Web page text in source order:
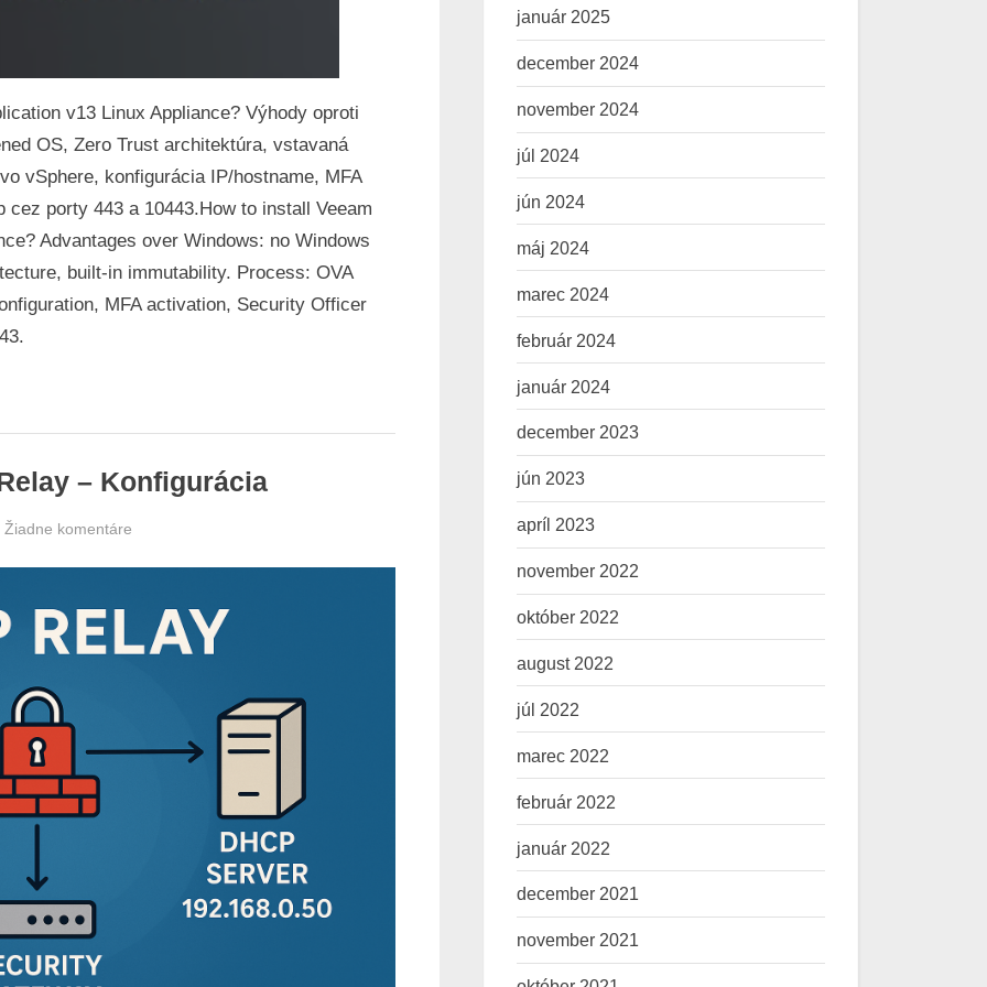
v13 Linux Appliance? Výhody oproti
OS, Zero Trust architektúra, vstavaná
vSphere, konfigurácia IP/hostname, MFA
porty 443 a 10443.How to install Veeam
Advantages over Windows: no Windows
built-in immutability. Process: OVA
MFA activation, Security Officer
– Konfigurácia
Žiadne komentáre
DHCP
Konfigurácia
január 2025
december 2024
november 2024
júl 2024
jún 2024
máj 2024
marec 2024
február 2024
január 2024
december 2023
jún 2023
apríl 2023
november 2022
október 2022
august 2022
júl 2022
marec 2022
február 2022
január 2022
december 2021
november 2021